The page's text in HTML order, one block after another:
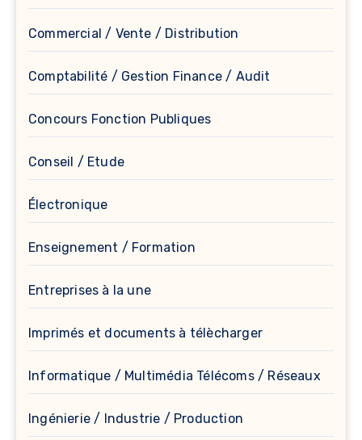
Commercial / Vente / Distribution
Comptabilité / Gestion Finance / Audit
Concours Fonction Publiques
Conseil / Etude
Électronique
Enseignement / Formation
Entreprises à la une
Imprimés et documents à télècharger
Informatique / Multimédia Télécoms / Réseaux
Ingénierie / Industrie / Production